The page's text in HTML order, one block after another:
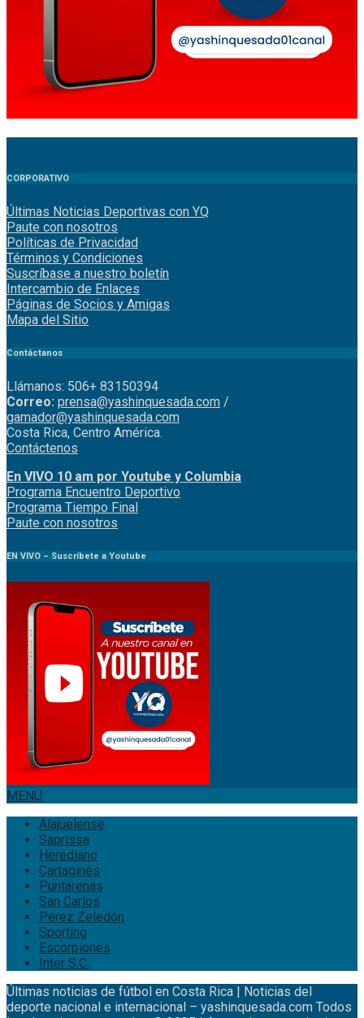
CORPORATIVO
Últimas Noticias Deportivas con YQ
Paute con nosotros
Políticas de Privacidad
Términos y Condiciones
Suscríbase a nuestro boletín
Intercambio de Enlaces
Páginas de Socios y Amigas
Mapa del Sitio
Contáctanos
Llámanos: 506+ 83150394
Correo: prensa@yashinquesada.com /
gamador@yashinquesada.com
Costa Rica, Centro América.
Contáctenos
En VIVO 10 am por Youtube y Columbia
Programa Encuentro Deportivo
Programa Tiempo Final
Paute con nosotros
EN VIVO – Suscríbete a Youtube
MENU
Alajuelense
Saprissa
Herediano
Cartaginés
Puntarenas
San Carlos
Pérez Zeledón
Sporting
Escorpiones
Inter S.C.
Últimas noticias de fútbol en Costa Rica | Noticias del
deporte nacional e internacional – yashinquesada.com Todos